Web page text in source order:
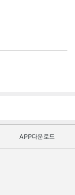
APP다운로드